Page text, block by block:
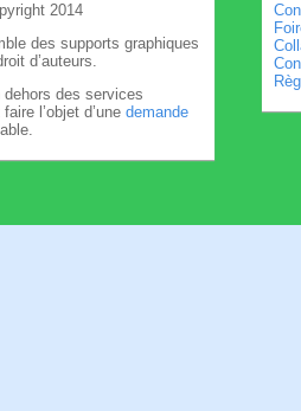
2014
des supports graphiques
d’auteurs.
des services
l’objet d’une demande